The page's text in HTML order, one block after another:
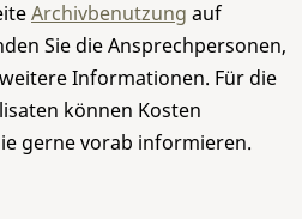
Archivbenutzung auf
Sie die Ansprechpersonen,
Informationen. Für die
können Kosten
gerne vorab informieren.